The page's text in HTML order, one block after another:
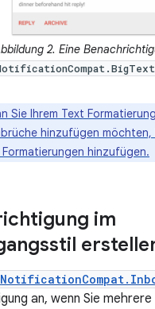
2. Eine
Sie Ihrem Text
hinzufügen möchten,
Formatierungen hinzufügen.
im
an, wenn Sie mehrere